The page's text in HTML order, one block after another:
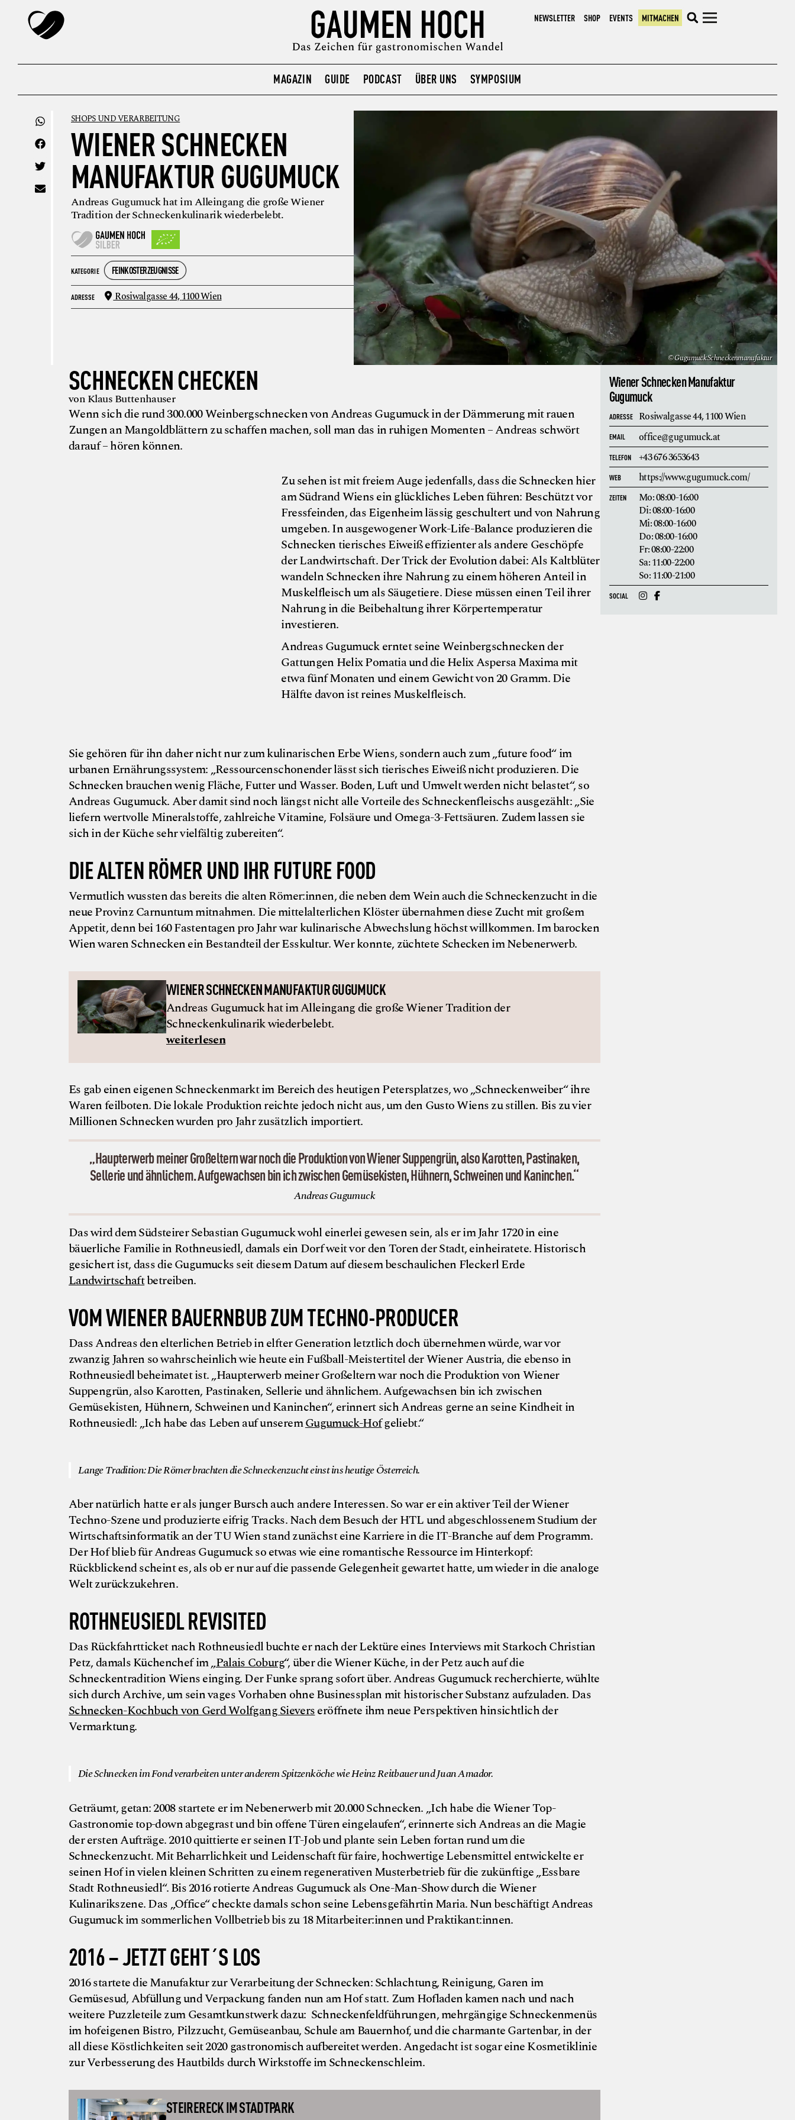
NEWSLETTER SHOP EVENTS MITMACHEN
MAGAZIN GUIDE PODCAST ÜBER UNS SYMPOSIUM
SHOPS UND VERARBEITUNG
WIENER SCHNECKEN
MANUFAKTUR GUGUMUCK
Andreas Gugumuck hat im Alleingang die große Wiener
Tradition der Schneckenkulinarik wiederbelebt.
KATEGORIE FEINKOSTERZEUGNISSE
ADRESSE Rosiwalgasse 44,1100 Wien
© Gugumuck Schneckenmanufaktur
SCHNECKEN CHECKEN
von Klaus Buttenhauser
Wenn sich die rund 300.000 Weinbergschnecken von Andreas Gugumuck in der Dämmerung mit rauen
Zungen an Mangoldblättern zu schaffen machen, soll man das in ruhigen Momenten – Andreas schwört
darauf – hören können.
Zu sehen ist mit freiem Auge jedenfalls, dass die Schnecken hier
am Südrand Wiens ein glückliches Leben führen: Beschützt vor
Fressfeinden, das Eigenheim lässig geschultert und von Nahrung
umgeben. In ausgewogener Work-Life-Balance produzieren die
Schnecken tierisches Eiweiß effizienter als andere Geschöpfe
der Landwirtschaft. Der Trick der Evolution dabei: Als Kaltblüter
wandeln Schnecken ihre Nahrung zu einem höheren Anteil in
Muskelfleisch um als Säugetiere. Diese müssen einen Teil ihrer
Nahrung in die Beibehaltung ihrer Körpertemperatur
investieren.
Andreas Gugumuck erntet seine Weinbergschnecken der
Gattungen Helix Pomatia und die Helix Aspersa Maxima mit
etwa fünf Monaten und einem Gewicht von 20 Gramm. Die
Hälfte davon ist reines Muskelfleisch.
Sie gehören für ihn daher nicht nur zum kulinarischen Erbe Wiens, sondern auch zum „future food“ im
urbanen Ernährungssystem: „Ressourcenschonender lässt sich tierisches Eiweiß nicht produzieren. Die
Schnecken brauchen wenig Fläche, Futter und Wasser. Boden, Luft und Umwelt werden nicht belastet“, so
Andreas Gugumuck. Aber damit sind noch längst nicht alle Vorteile des Schneckenfleischs ausgezählt: „Sie
liefern wertvolle Mineralstoffe, zahlreiche Vitamine, Folsäure und Omega-3-Fettsäuren. Zudem lassen sie
sich in der Küche sehr vielfältig zubereiten“.
DIE ALTEN RÖMER UND IHR FUTURE FOOD
Vermutlich wussten das bereits die alten Römer:innen, die neben dem Wein auch die Schneckenzucht in die
neue Provinz Carnuntum mitnahmen. Die mittelalterlichen Klöster übernahmen diese Zucht mit großem
Appetit, denn bei 160 Fastentagen pro Jahr war kulinarische Abwechslung höchst willkommen. Im barocken
Wien waren Schnecken ein Bestandteil der Esskultur. Wer konnte, züchtete Schecken im Nebenerwerb.
WIENER SCHNECKEN MANUFAKTUR GUGUMUCK
Andreas Gugumuck hat im Alleingang die große Wiener Tradition der
Schneckenkulinarik wiederbelebt.
weiterlesen
Es gab einen eigenen Schneckenmarkt im Bereich des heutigen Petersplatzes, wo „Schneckenweiber“ ihre
Waren feilboten. Die lokale Produktion reichte jedoch nicht aus, um den Gusto Wiens zu stillen. Bis zu vier
Millionen Schnecken wurden pro Jahr zusätzlich importiert.
„Haupterwerb meiner Großeltern war noch die Produktion von Wiener Suppengrün, also Karotten, Pastinaken,
Sellerie und ähnlichem. Aufgewachsen bin ich zwischen Gemüsekisten, Hühnern, Schweinen und Kaninchen.“
Andreas Gugumuck
Das wird dem Südsteirer Sebastian Gugumuck wohl einerlei gewesen sein, als er im Jahr 1720 in eine
bäuerliche Familie in Rothneusiedl, damals ein Dorf weit vor den Toren der Stadt, einheiratete. Historisch
gesichert ist, dass die Gugumucks seit diesem Datum auf diesem beschaulichen Fleckerl Erde
Landwirtschaftbetreiben.
VOM WIENER BAUERNBUB ZUM TECHNO-PRODUCER
Dass Andreas den elterlichen Betrieb in elfter Generation letztlich doch übernehmen würde, war vor
zwanzig Jahren so wahrscheinlich wie heute ein Fußball-Meistertitel der Wiener Austria, die ebenso in
Rothneusiedl beheimatet ist. „Haupterwerb meiner Großeltern war noch die Produktion von Wiener
Suppengrün, also Karotten, Pastinaken, Sellerie und ähnlichem. Aufgewachsen bin ich zwischen
Gemüsekisten, Hühnern, Schweinen und Kaninchen“, erinnert sich Andreas gerne an seine Kindheit in
Rothneusiedl: „Ich habe das Leben auf unseremGugumuck-Hofgeliebt.“
Lange Tradition: Die Römer brachten die Schneckenzucht einst ins heutige Österreich.
Aber natürlich hatte er als junger Bursch auch andere Interessen. So war er ein aktiver Teil der Wiener
Techno-Szene und produzierte eifrig Tracks. Nach dem Besuch der HTL und abgeschlossenem Studium der
Wirtschaftsinformatik an der TU Wien stand zunächst eine Karriere in die IT-Branche auf dem Programm.
Der Hof blieb für Andreas Gugumuck so etwas wie eine romantische Ressource im Hinterkopf:
Rückblickend scheint es, als ob er nur auf die passende Gelegenheit gewartet hatte, um wieder in die analoge
Welt zurückzukehren.
ROTHNEUSIEDL REVISITED
Das Rückfahrtticket nach Rothneusiedl buchte er nach der Lektüre eines Interviews mit Starkoch Christian
Petz, damals Küchenchef im „Palais Coburg“, über die Wiener Küche, in der Petz auch auf die
Schneckentradition Wiens einging. Der Funke sprang sofort über. Andreas Gugumuck recherchierte, wühlte
sich durch Archive, um sein vages Vorhaben ohne Businessplan mit historischer Substanz aufzuladen. Das
Schnecken-Kochbuch von Gerd Wolfgang Sieverseröffnete ihm neue Perspektiven hinsichtlich der
Vermarktung.
Die Schnecken im Fond verarbeiten unter anderem Spitzenköche wie Heinz Reitbauer und Juan Amador.
Geträumt, getan: 2008 startete er im Nebenerwerb mit 20.000 Schnecken. „Ich habe die Wiener Top-
Gastronomie top-down abgegrast und bin offene Türen eingelaufen“, erinnerte sich Andreas an die Magie
der ersten Aufträge. 2010 quittierte er seinen IT-Job und plante sein Leben fortan rund um die
Schneckenzucht. Mit Beharrlichkeit und Leidenschaft für faire, hochwertige Lebensmittel entwickelte er
seinen Hof in vielen kleinen Schritten zu einem regenerativen Musterbetrieb für die zukünftige „Essbare
Stadt Rothneusiedl“. Bis 2016 rotierte Andreas Gugumuck als One-Man-Show durch die Wiener
Kulinarikszene. Das „Office“ checkte damals schon seine Lebensgefährtin Maria. Nun beschäftigt Andreas
Gugumuck im sommerlichen Vollbetrieb bis zu 18 Mitarbeiter:innen und Praktikant:innen.
2016 – JETZT GEHT´S LOS
2016 startete die Manufaktur zur Verarbeitung der Schnecken: Schlachtung, Reinigung, Garen im
Gemüsesud, Abfüllung und Verpackung fanden nun am Hof statt. Zum Hofladen kamen nach und nach
weitere Puzzleteile zum Gesamtkunstwerk dazu: Schneckenfeldführungen, mehrgängige Schneckenmenüs
im hofeigenen Bistro, Pilzzucht, Gemüseanbau, Schule am Bauernhof, und die charmante Gartenbar, in der
all diese Köstlichkeiten seit 2020 gastronomisch aufbereitet werden. Angedacht ist sogar eine Kosmetiklinie
zur Verbesserung des Hautbilds durch Wirkstoffe im Schneckenschleim.
STEIRERECK IM STADTPARK
Wiener Schnecken Manufaktur
Gugumuck
ADRESSE Rosiwalgasse 44,1100 Wien
EMAIL office@gugumuck.at
TELEFON +43 676 3653643
WEB https://www.gugumuck.com/
ZEITEN
Mo: 08:00-16:00
Di: 08:00-16:00
Mi: 08:00-16:00
Do: 08:00-16:00
Fr: 08:00-22:00
Sa: 11:00-22:00
So: 11:00-21:00
SOCIAL